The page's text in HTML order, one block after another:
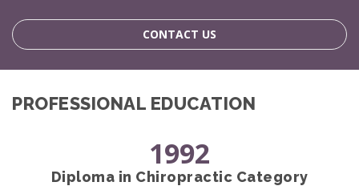
CONTACT US
PROFESSIONAL EDUCATION
1992
Diploma in Chiropractic Category